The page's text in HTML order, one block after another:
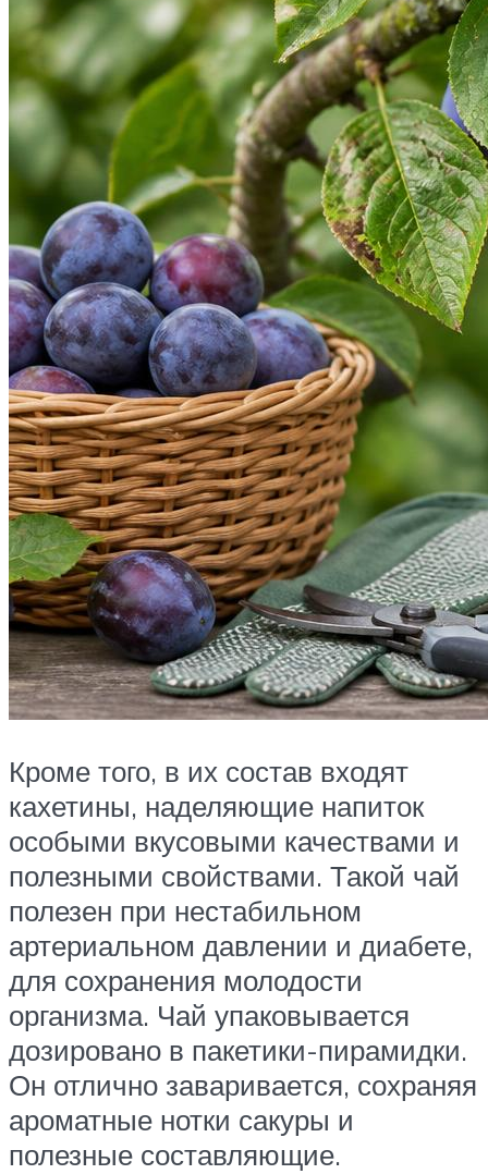
Кроме того, в их состав входят
кахетины, наделяющие напиток
особыми вкусовыми качествами и
полезными свойствами. Такой чай
полезен при нестабильном
артериальном давлении и диабете,
для сохранения молодости
организма. Чай упаковывается
дозировано в пакетики-пирамидки.
Он отлично заваривается, сохраняя
ароматные нотки сакуры и
полезные составляющие.